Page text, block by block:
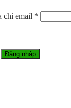
chỉ email *
Đăng nhập